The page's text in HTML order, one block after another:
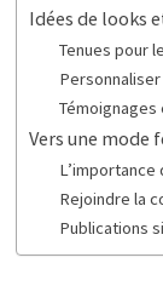
Idées de looks
Tenues pour
Vers une mode
L’importance
Rejoindre la
Publications